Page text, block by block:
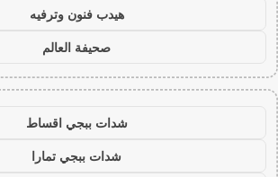
هيدب فنون وترفيه
صحيفة العالم
شدات ببجي اقساط
شدات ببجي تمارا